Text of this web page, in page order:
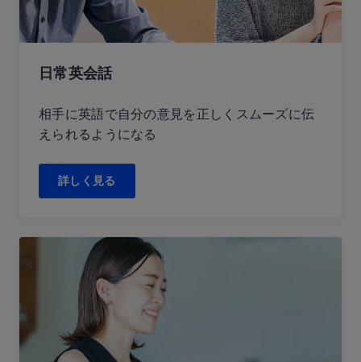
日常英会話
相手に英語で自分の意見を正しくスムーズに伝
えられるようになる
詳しく見る